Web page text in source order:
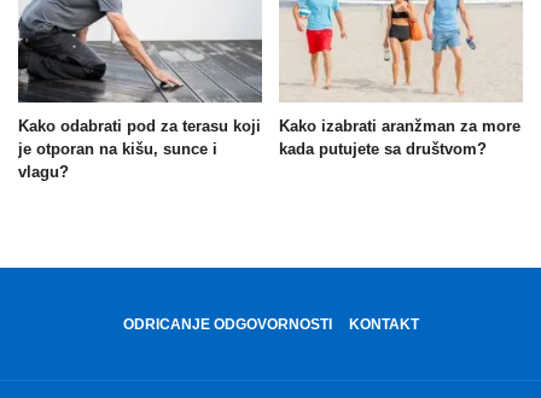
Kako odabrati pod za terasu koji
je otporan na kišu, sunce i
vlagu?
Kako izabrati aranžman za more
kada putujete sa društvom?
ODRICANJE ODGOVORNOSTI KONTAKT